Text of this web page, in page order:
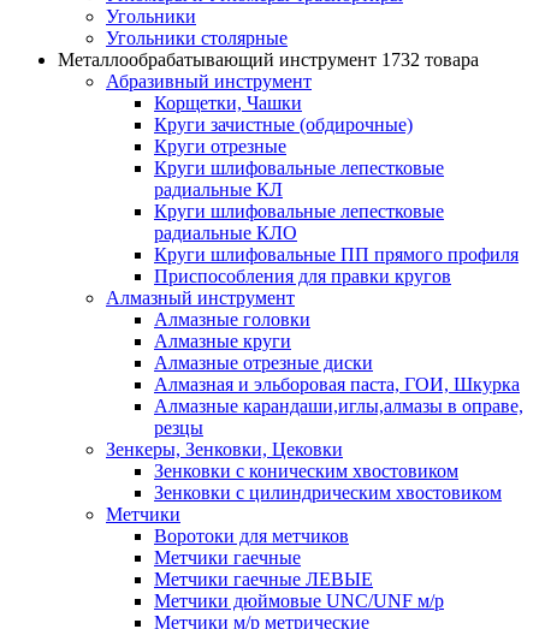
Угольники
Угольники столярные
Металлообрабатывающий инструмент 1732 товара
Абразивный инструмент
Корщетки, Чашки
Круги зачистные (обдирочные)
Круги отрезные
Круги шлифовальные лепестковые
радиальные КЛ
Круги шлифовальные лепестковые
радиальные КЛО
Круги шлифовальные ПП прямого профиля
Приспособления для правки кругов
Алмазный инструмент
Алмазные головки
Алмазные круги
Алмазные отрезные диски
Алмазная и эльборовая паста, ГОИ, Шкурка
Алмазные карандаши,иглы,алмазы в оправе,
резцы
Зенкеры, Зенковки, Цековки
Зенковки с коническим хвостовиком
Зенковки с цилиндрическим хвостовиком
Метчики
Воротоки для метчиков
Метчики гаечные
Метчики гаечные ЛЕВЫЕ
Метчики дюймовые UNC/UNF м/р
Метчики м/р метрические